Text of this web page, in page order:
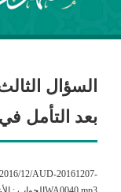
السؤال
بعد التأمل
12/AUD-20161207-